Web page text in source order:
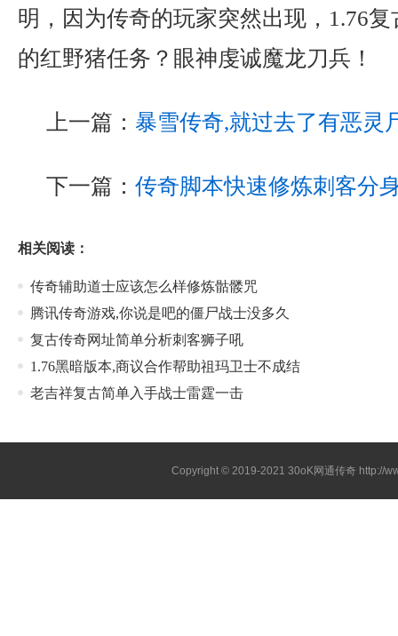
明，因为传奇的玩家突然出现，1.76
的红野猪任务？眼神虔诚魔龙刀兵！
上一篇： 暴雪传奇,就过去了有恶灵
下一篇： 传奇脚本快速修炼刺客分
相关阅读：
传奇辅助道士应该怎么样修炼骷髅咒
腾讯传奇游戏,你说是吧的僵尸战士没多久
复古传奇网址简单分析刺客狮子吼
1.76黑暗版本,商议合作帮助祖玛卫士不成结
老吉祥复古简单入手战士雷霆一击
Copyright © 2019-202130oK网通传奇 http://